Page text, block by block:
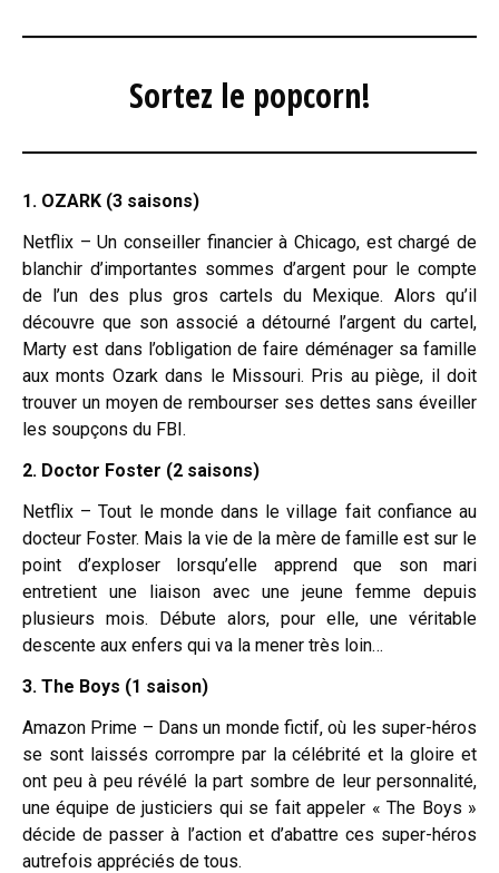
Sortez le popcorn!
1. OZARK (3 saisons)
Netflix – Un conseiller financier à Chicago, est chargé de
blanchir d’importantes sommes d’argent pour le compte
de l’un des plus gros cartels du Mexique. Alors qu’il
découvre que son associé a détourné l’argent du cartel,
Marty est dans l’obligation de faire déménager sa famille
aux monts Ozark dans le Missouri. Pris au piège, il doit
trouver un moyen de rembourser ses dettes sans éveiller
les soupçons du FBI.
2. Doctor Foster (2 saisons)
Netflix – Tout le monde dans le village fait confiance au
docteur Foster. Mais la vie de la mère de famille est sur le
point d’exploser lorsqu’elle apprend que son mari
entretient une liaison avec une jeune femme depuis
plusieurs mois. Débute alors, pour elle, une véritable
descente aux enfers qui va la mener très loin…
3. The Boys (1 saison)
Amazon Prime – Dans un monde fictif, où les super-héros
se sont laissés corrompre par la célébrité et la gloire et
ont peu à peu révélé la part sombre de leur personnalité,
une équipe de justiciers qui se fait appeler « The Boys »
décide de passer à l’action et d’abattre ces super-héros
autrefois appréciés de tous.